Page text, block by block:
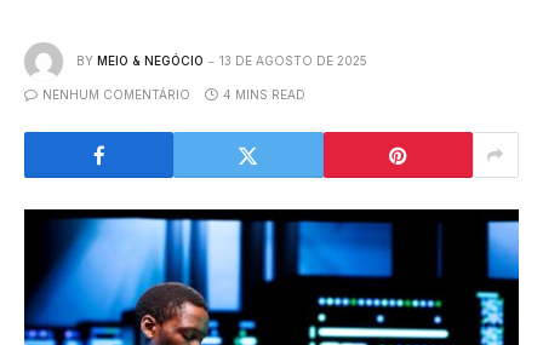
BY MEIO & NEGÓCIO 13 DE AGOSTO DE 2025
NENHUM COMENTÁRIO 4 MINS READ